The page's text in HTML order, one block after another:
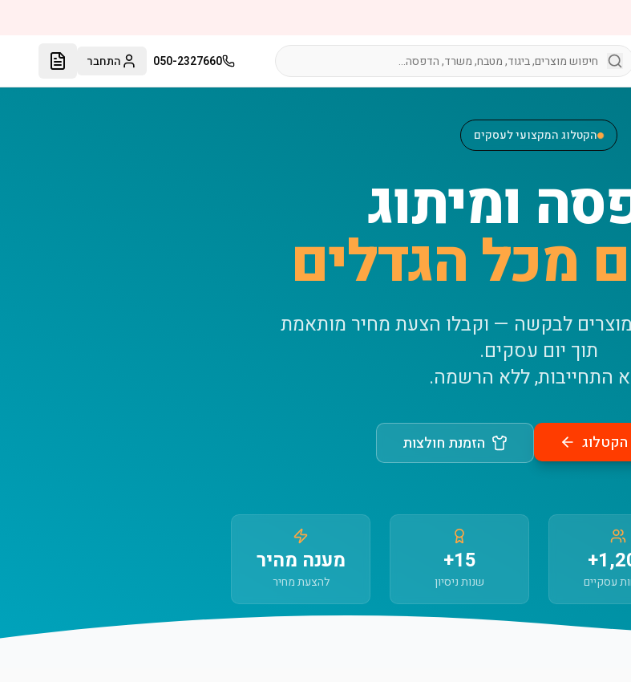
050-2327660 התחבר
הקטלוג המקצועי לעסקים
ומיתוג
מכל הגדלים
מוצרים לבקשה — וקבלו הצעת מחיר מותאמת
תוך יום עסקים.
התחייבות, ללא הרשמה.
הזמנת חולצות
עסקיים
15+
שנות ניסיון
מענה מהיר
להצעת מחיר